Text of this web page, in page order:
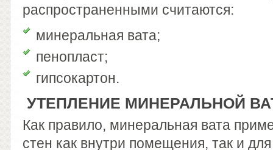
распространенными считаются:
минеральная вата;
пенопласт;
гипсокартон.
УТЕПЛЕНИЕ МИНЕРАЛЬНОЙ
Как правило, минеральная вата
стен как внутри помещения, так и